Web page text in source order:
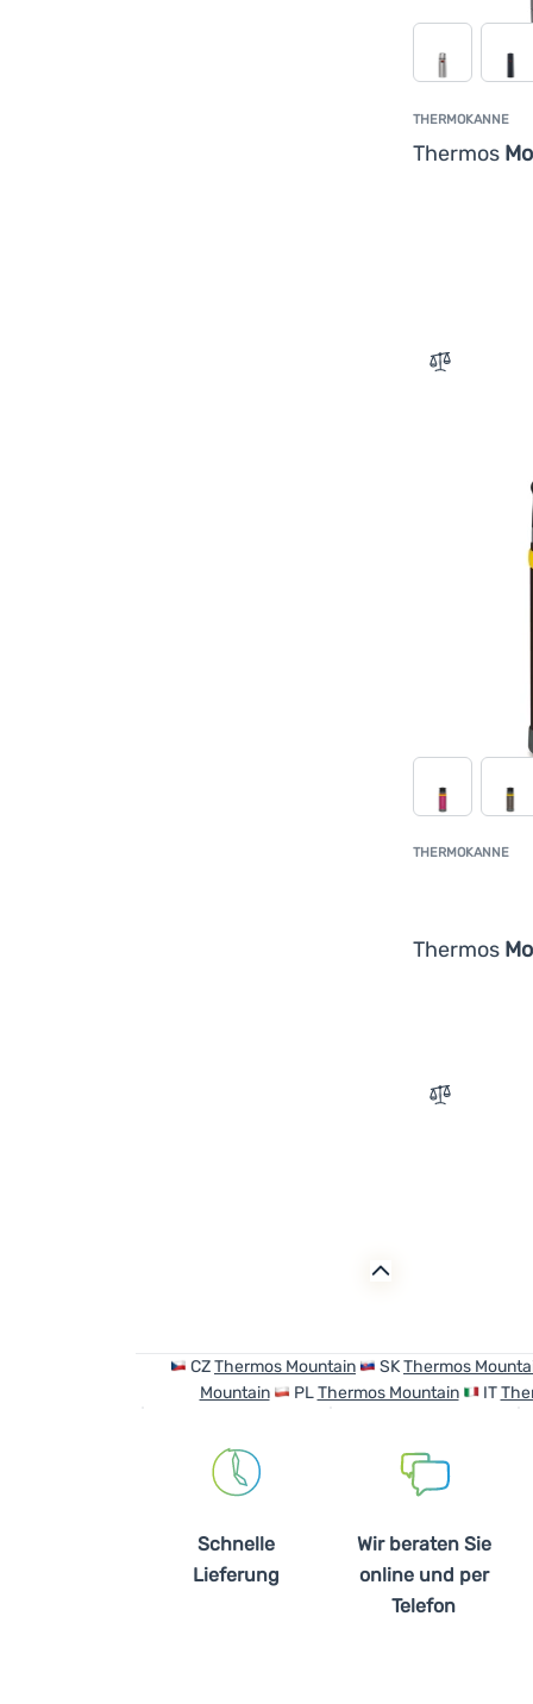
THERMOKANNE
Thermos
Zum
THERMOKANNE
Thermos
Zum
CZThermos Mountain SKThermos
Mountain
PLThermos Mountain IT
Schnelle
Lieferung
Wir beraten Sie
online und per
Telefon